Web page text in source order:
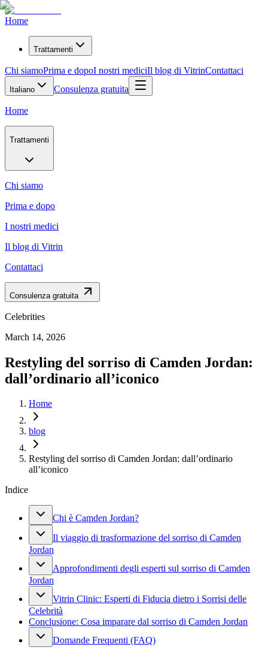
Home
Trattamenti
Chi siamoPrima e dopoI nostri mediciIl blog di VitrinContattaci
Italiano Consulenza gratuita
Home
Trattamenti
Chi siamo
Prima e dopo
I nostri medici
Il blog di Vitrin
Contattaci
Consulenza gratuita
Celebrities
March 14, 2026
Restyling del sorriso di Camden Jordan:
dall’ordinario all’iconico
Home
blog
Restyling del sorriso di Camden Jordan: dall’ordinario
all’iconico
Indice
Chi è Camden Jordan?
Il viaggio di trasformazione del sorriso di Camden
Jordan
Approfondimenti degli esperti sul sorriso di Camden
Jordan
Vitrin Clinic: Esperti di Fiducia dietro i Sorrisi delle
Celebrità
Conclusione: Cosa imparare dal sorriso di Camden Jordan
Domande Frequenti (FAQ)